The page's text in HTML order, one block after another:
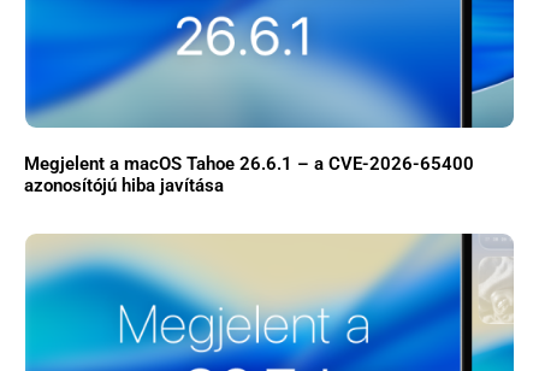
Megjelent a macOS Tahoe 26.6.1 – a CVE-2026-65400
azonosítójú hiba javítása